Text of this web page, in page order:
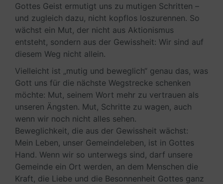
Gottes Geist ermutigt uns zu mutigen Schritten –
und zugleich dazu, nicht kopflos loszurennen. So
wächst ein Mut, der nicht aus Aktionismus
entsteht, sondern aus der Gewissheit: Wir sind auf
diesem Weg nicht allein.
Vielleicht ist „mutig und beweglich“ genau das, was
Gott uns für die nächste Wegstrecke schenken
möchte: Mut, seinem Wort mehr zu vertrauen als
unseren Ängsten. Mut, Schritte zu wagen, auch
wenn wir noch nicht alles sehen.
Beweglichkeit, die aus der Gewissheit wächst:
Mein Leben, unser Gemeindeleben, ist in Gottes
Hand. Wenn wir so unterwegs sind, darf unsere
Gemeinde ein Ort werden, an dem Menschen die
Kraft, die Liebe und die Besonnenheit Gottes ganz